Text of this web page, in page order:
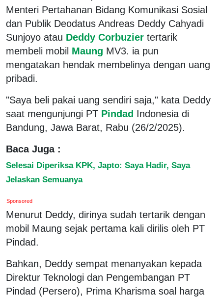
Menteri Pertahanan Bidang Komunikasi Sosial
dan Publik Deodatus Andreas Deddy Cahyadi
Sunjoyo atau Deddy Corbuzier tertarik
membeli mobil Maung MV3. ia pun
mengatakan hendak membelinya dengan uang
pribadi.
"Saya beli pakai uang sendiri saja," kata Deddy
saat mengunjungi PT Pindad Indonesia di
Bandung, Jawa Barat, Rabu (26/2/2025).
Baca Juga :
Selesai Diperiksa KPK, Japto: Saya Hadir, Saya
Jelaskan Semuanya
Sponsored
Menurut Deddy, dirinya sudah tertarik dengan
mobil Maung sejak pertama kali dirilis oleh PT
Pindad.
Bahkan, Deddy sempat menanyakan kepada
Direktur Teknologi dan Pengembangan PT
Pindad (Persero), Prima Kharisma soal harga